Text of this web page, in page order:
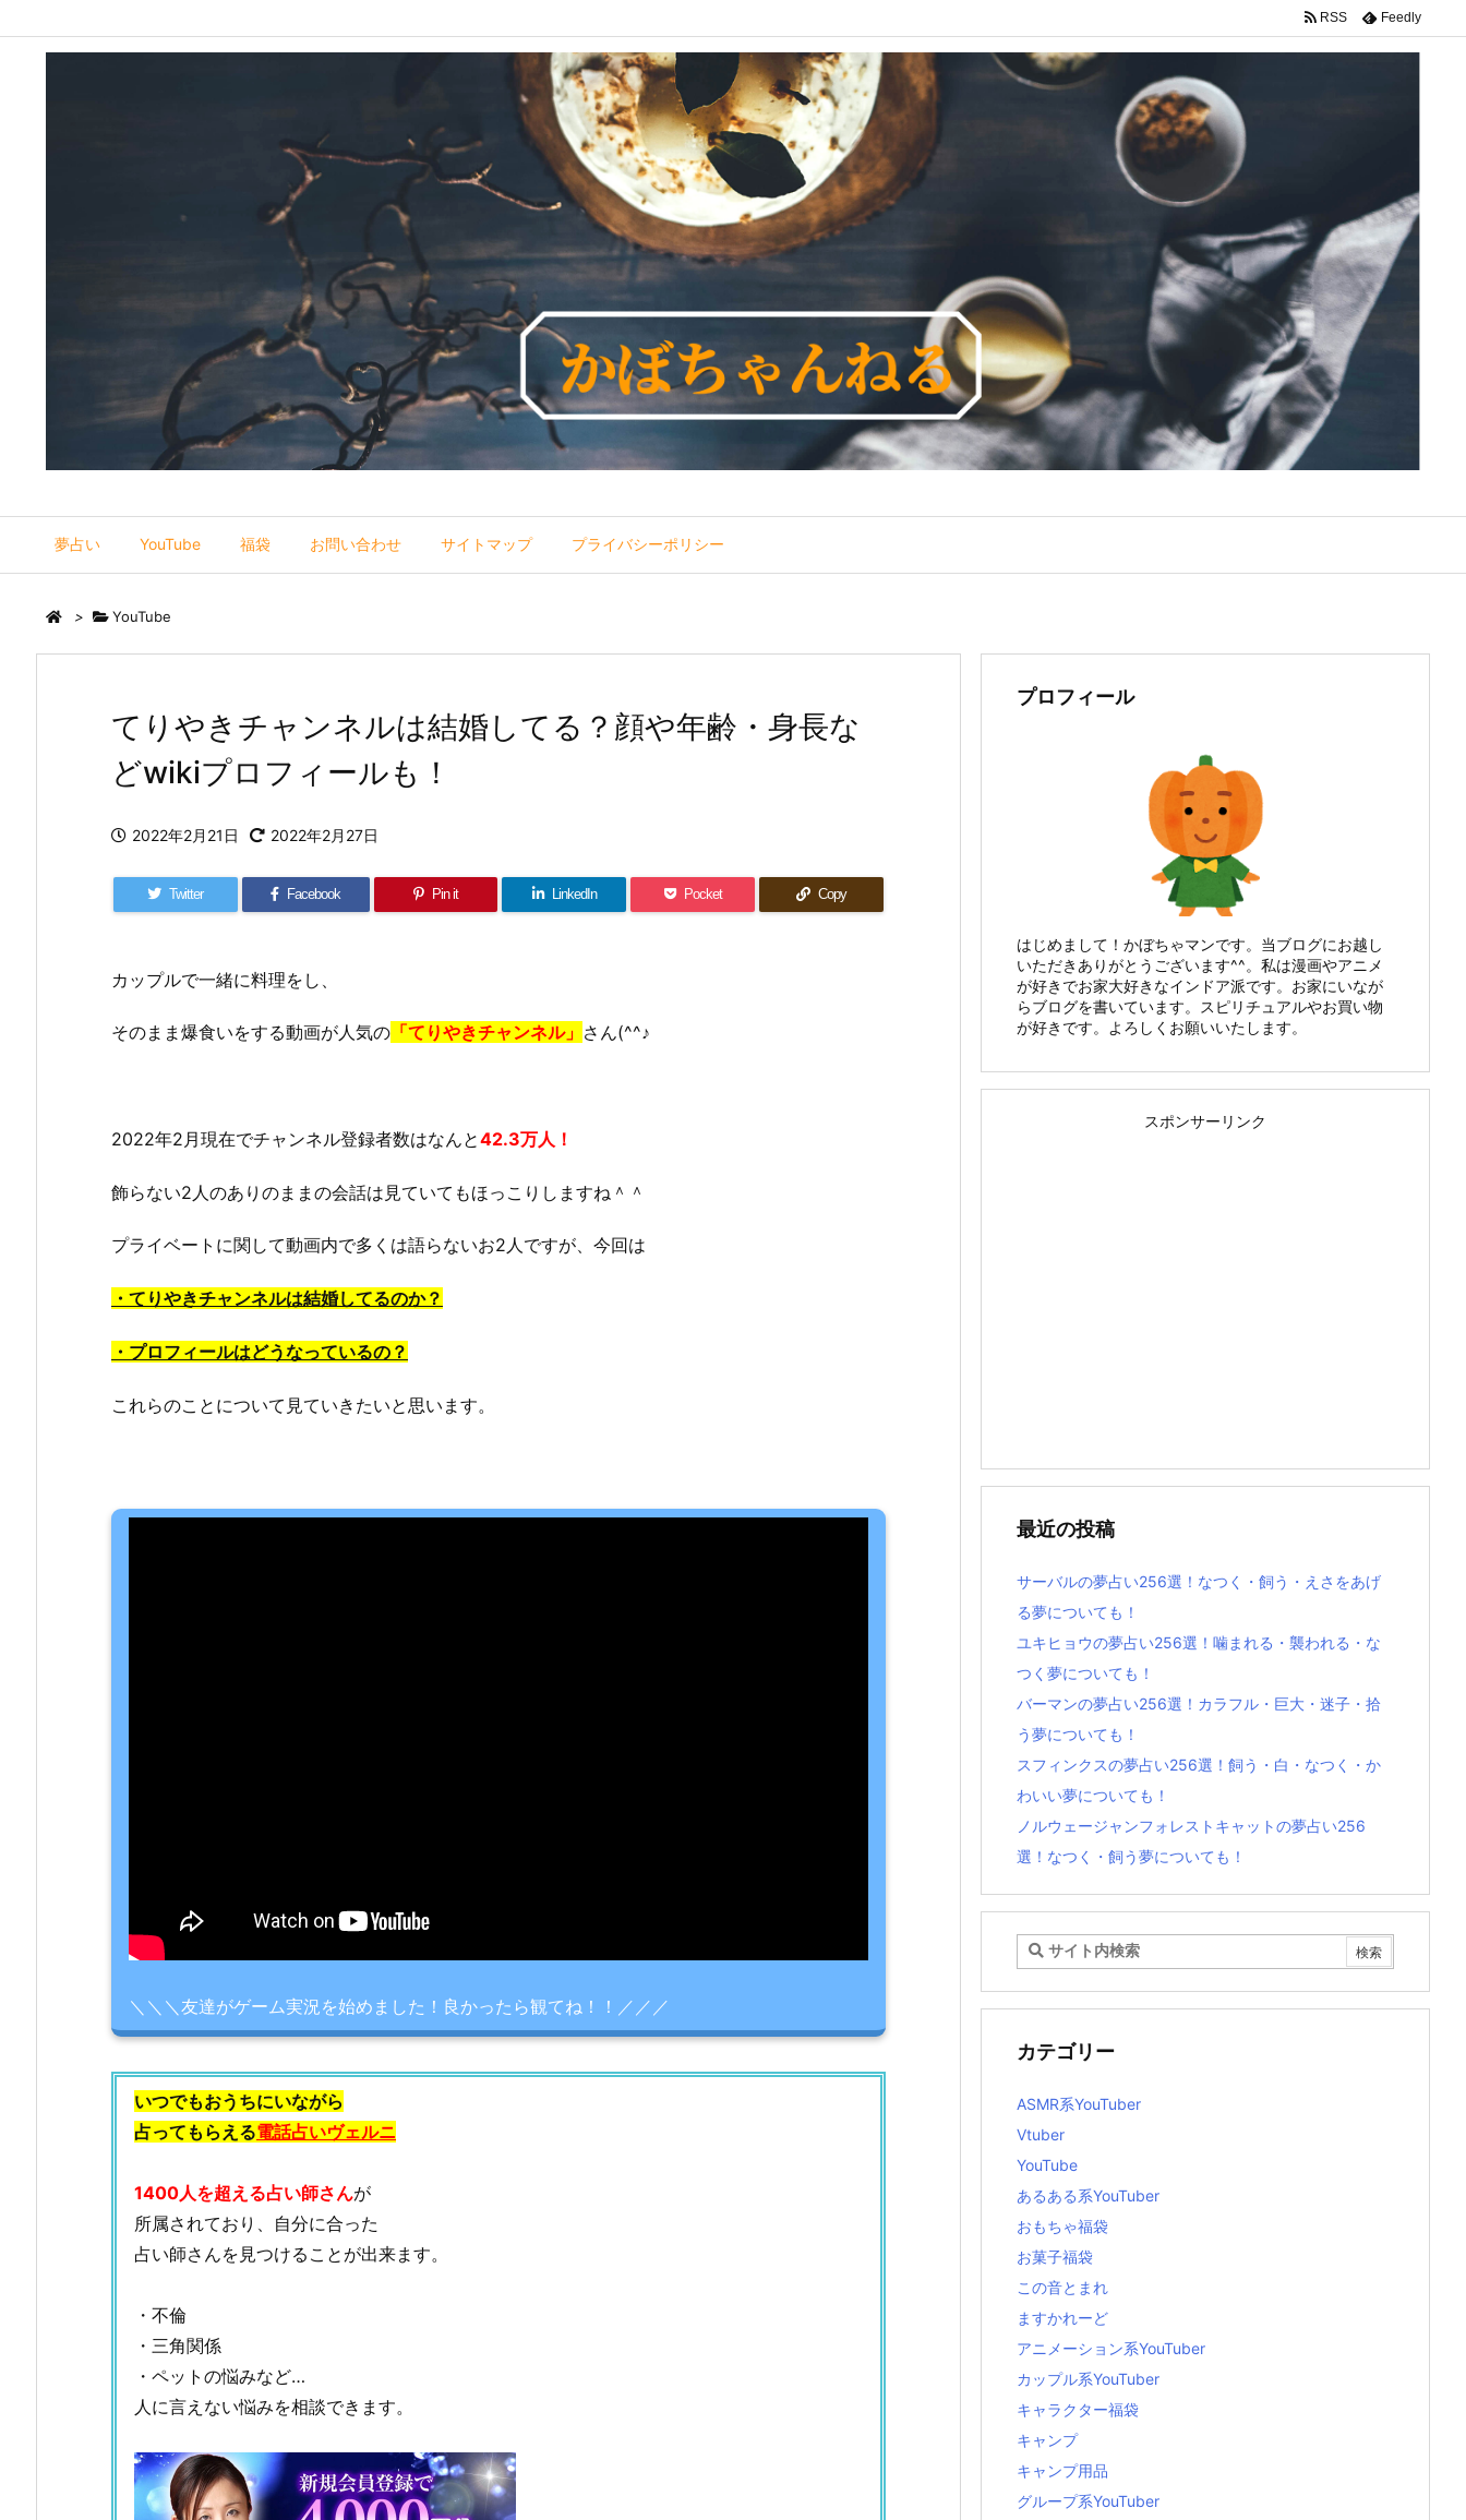
夢占い YouTube 福袋 お問い合わせ サイトマップ プライバシーポリシー
RSS Feedly
> YouTube
てりやきチャンネルは結婚してる？顔や年齢・身長な
どwikiプロフィールも！
2022年2月21日 2022年2月27日
Twitter Facebook Pin it LinkedIn Pocket Copy
カップルで一緒に料理をし、
そのまま爆食いをする動画が人気の 「てりやきチャンネル」 さん(^^♪
2022年2月現在でチャンネル登録者数はなんと42.3万人！
飾らない2人のありのままの会話は見ていてもほっこりしますね＾＾
プライベートに関して動画内で多くは語らないお2人ですが、今回は
・てりやきチャンネルは結婚してるのか？
・プロフィールはどうなっているの？
これらのことについて見ていきたいと思います。
＼＼＼友達がゲーム実況を始めました！良かったら観てね！！／／／
いつでもおうちにいながら
占ってもらえる電話占いヴェルニ
1400人を超える占い師さんが
所属されており、自分に合った
占い師さんを見つけることが出来ます。
・不倫
・三角関係
・ペットの悩みなど…
人に言えない悩みを相談できます。
プロフィール
はじめまして！かぼちゃマンです。当ブログにお越し
いただきありがとうございます^^。私は漫画やアニメ
が好きでお家大好きなインドア派です。お家にいなが
らブログを書いています。スピリチュアルやお買い物
が好きです。よろしくお願いいたします。
スポンサーリンク
最近の投稿
サーバルの夢占い256選！なつく・飼う・えさをあげ
る夢についても！
ユキヒョウの夢占い256選！噛まれる・襲われる・な
つく夢についても！
バーマンの夢占い256選！カラフル・巨大・迷子・拾
う夢についても！
スフィンクスの夢占い256選！飼う・白・なつく・か
わいい夢についても！
ノルウェージャンフォレストキャットの夢占い256
選！なつく・飼う夢についても！
カテゴリー
ASMR系YouTuber
Vtuber
YouTube
あるある系YouTuber
おもちゃ福袋
お菓子福袋
この音とまれ
ますかれーど
アニメーション系YouTuber
カップル系YouTuber
キャラクター福袋
キャンプ
キャンプ用品
グループ系YouTuber